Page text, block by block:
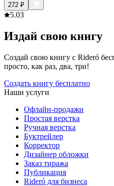
272 ₽
5.03
Издай свою книгу
Создай свою книгу с Rideró
просто, как раз, два, три!
Создать книгу бесплатно
Наши услуги
Офлайн-продажи
Простая верстка
Ручная верстка
Буктрейлер
Корректор
Дизайнер обложки
Заказ тиража
Публикация
Rideró для бизнеса